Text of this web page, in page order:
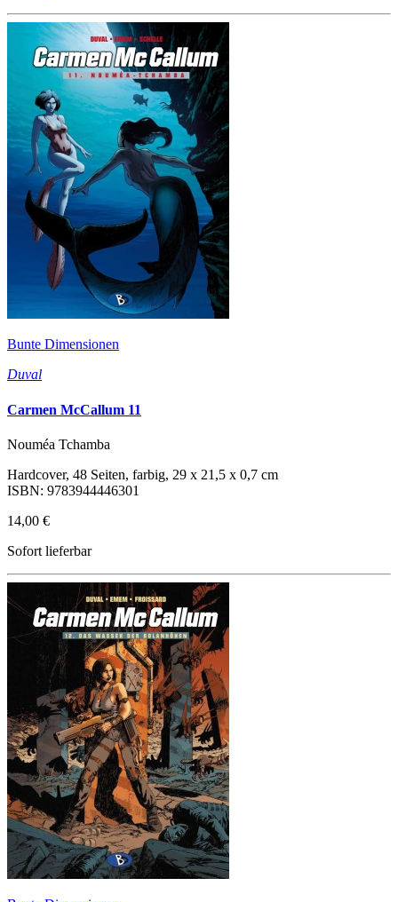
Bunte Dimensionen
Duval
Carmen McCallum 11
Nouméa Tchamba
Hardcover, 48 Seiten, farbig, 29 x 21,5 x 0,7 cm
ISBN: 9783944446301
14,00 €
Sofort lieferbar